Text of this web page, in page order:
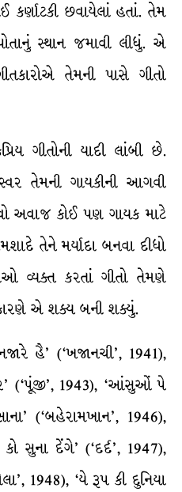
છવાયેલાં હતાં. તેમ
સ્થાન જમાવી લીધું. એ
તેમની પાસે ગીતો
ગીતોની યાદી લાંબી છે.
સ્વર તેમની ગાયકીની આગવી
અવાજ કોઈ પણ ગાયક માટે
તેને મર્યાદા બનવા દીધો
વ્યક્ત કરતાં ગીતો તેમણે
એ શક્ય બની શક્યું.
હૈ’ (‘ખજાનચી’, 1941),
રે’ (‘પૂંજી’, 1943), ‘આંસુઓં પે
(‘બહેરામખાન’, 1946),
સુના દેંગે’ (‘દર્દ’, 1947),
1948), ‘યે રૂપ કી દુનિયા